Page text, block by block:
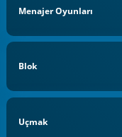
Menajer Oyunları
Blok
Uçmak